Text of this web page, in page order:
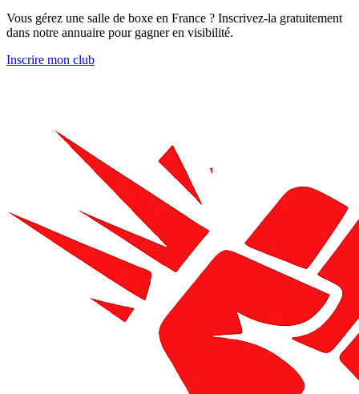
Vous gérez une salle de boxe en France ? Inscrivez-la gratuitement
dans notre annuaire pour gagner en visibilité.
Inscrire mon club